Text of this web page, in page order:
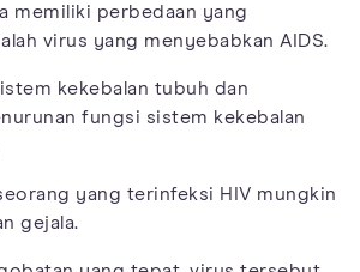
memiliki perbedaan yang
virus yang menyebabkan AIDS.
kekebalan tubuh dan
fungsi sistem kekebalan
yang terinfeksi HIV mungkin
gejala.